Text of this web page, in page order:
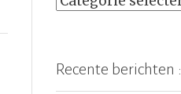
Recente berichten :